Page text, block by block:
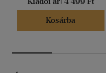
Kosárba